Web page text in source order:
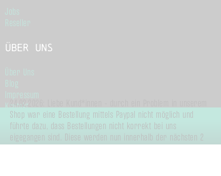
Jobs
Reseller
Über Uns
Über Uns
Blog
Impressum
Kontakt
Allgemeine Geschäftsbedingungen
Datenschutz
24.02.2026: Liebe Kund*innen - durch ein Problem in unserem
Shop war eine Bestellung mittels Paypal nicht möglich und
führte dazu, dass Bestellungen nicht korrekt bei uns
eigegangen sind. Diese werden nun innerhalb der nächsten 2